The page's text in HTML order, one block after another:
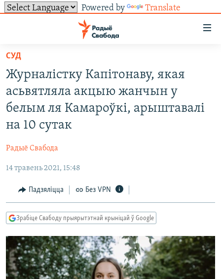
Powered by Translate
ўнівэрсальнага
доступу
Перайсьці
да
галоўнага
зьместу
Перайсьці
да
галоўнай
Перайсьці
пошуку
УСЕ НАВІНЫ
ЛЮДЗІ
ВАЙНА
БЕЛАРУСЫ НА ВАЙНЕ
КУЛЬТУРА
КАЛЯНДАР
ТОЛЬКІ НА СВАБОДЗЕ
БЛОГІ
КНІГІ
АЎДЫЁКНІГІ
МОВА
НА ХВАЛЯХ СВАБОДЫ
СУВЯЗЬ
АБЫСЬЦІ БЛЯКАВАНЬНЕ
ПАДПІСАЦЦА
FACEBOOK
TWITTER
САЧЫЦЕ ЗА АБНАЎЛЕНЬНЯМІ
Усе сайты РС/РСЭ
СУД
Журналістку Капітонаву, якая
асьвятляла акцыю жанчын у
белым ля Камароўкі, арыштавалі
на 10 сутак
Радыё Свабода
14 травень 2021, 15:48
Падзяліцца Без VPN
Зрабіце Свабоду прыярытэтнай крыніцай ў Google